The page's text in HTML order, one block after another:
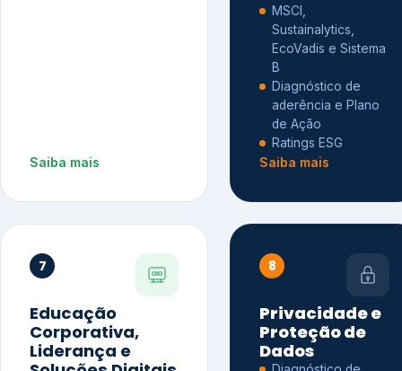
Saiba mais
MSCI,
Sustainalytics,
EcoVadis e Sistema
B
Diagnóstico de
aderência e Plano
de Ação
Ratings ESG
Saiba mais
7
Educação
Corporativa,
Liderança e
8
Privacidade e
Proteção de
Dados